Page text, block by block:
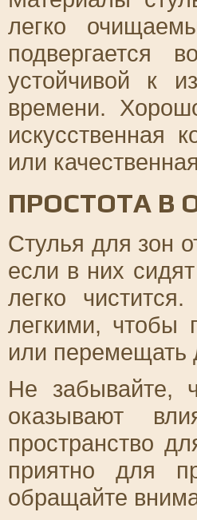
легко
подвергается
устойчивой к
времени.
искусственная
или
ПРОСТОТА В
Стулья для зон
если в них
легко
легкими, чтобы
или перемещать
Не забывайте,
оказывают
пространство
приятно для
обращайте